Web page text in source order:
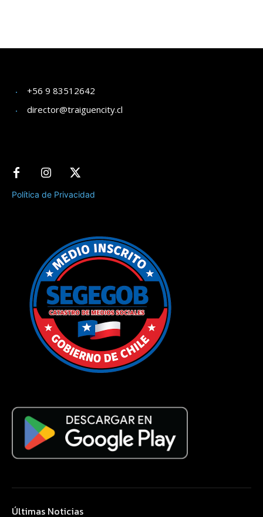
+56 9 83512642
director@traiguencity.cl
Política de Privacidad
Últimas Noticias